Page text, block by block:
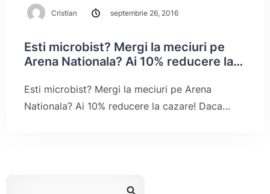
Cristian septembrie 26, 2016
Esti microbist? Mergi la meciuri pe
Arena Nationala? Ai 10% reducere la
Esti microbist? Mergi la meciuri pe Arena
Nationala? Ai 10% reducere la cazare! Daca…